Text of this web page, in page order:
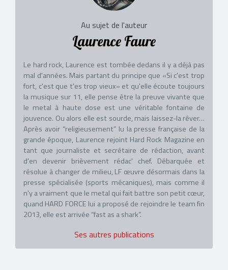
Au sujet de l'auteur
Laurence Faure
Le hard rock, Laurence est tombée dedans il y a déjà pas
mal d'années. Mais partant du principe que «Si c'est trop
fort, c'est que t'es trop vieux» et qu'elle écoute toujours
la musique sur 11, elle pense être la preuve vivante que
le metal à haute dose est une véritable fontaine de
jouvence. Ou alors elle est sourde, mais laissez-la rêver…
Après avoir “religieusement” lu la presse française de la
grande époque, Laurence rejoint Hard Rock Magazine en
tant que journaliste et secrétaire de rédaction, avant
d'en devenir brièvement rédac' chef. Débarquée et
résolue à changer de milieu, LF œuvre désormais dans la
presse spécialisée (sports mécaniques), mais comme il
n'y a vraiment que le metal qui fait battre son petit cœur,
quand HARD FORCE lui a proposé de rejoindre le team fin
2013, elle est arrivée “fast as a shark”.
Ses autres publications